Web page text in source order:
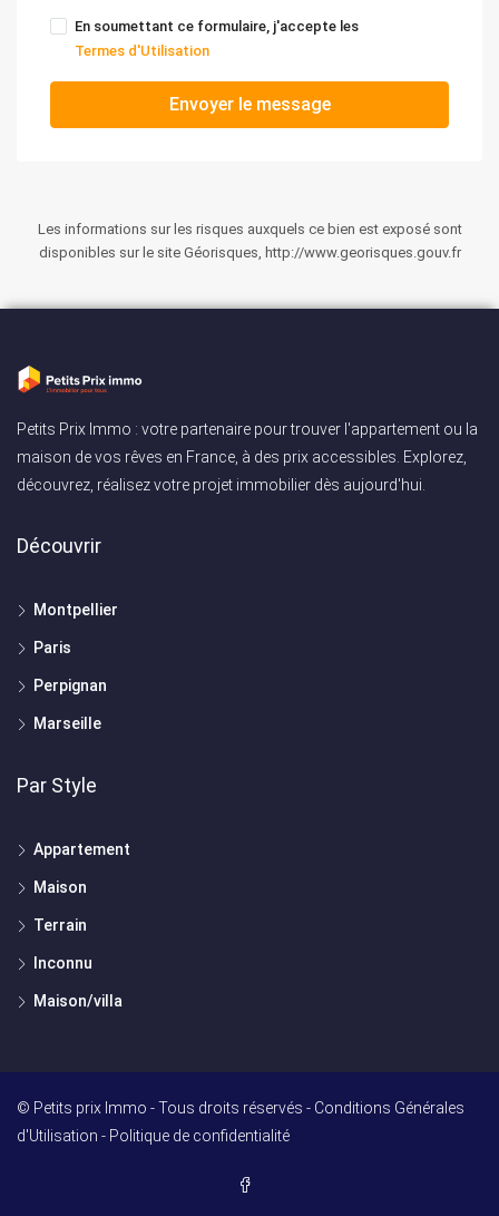
En soumettant ce formulaire, j'accepte les
Termes d'Utilisation
Envoyer le message
Les informations sur les risques auxquels ce bien est exposé sont
disponibles sur le site Géorisques, http://www.georisques.gouv.fr
Petits Prix Immo : votre partenaire pour trouver l'appartement ou la
maison de vos rêves en France, à des prix accessibles. Explorez,
découvrez, réalisez votre projet immobilier dès aujourd'hui.
Découvrir
Montpellier
Paris
Perpignan
Marseille
Par Style
Appartement
Maison
Terrain
Inconnu
Maison/villa
© Petits prix Immo - Tous droits réservés - Conditions Générales
d'Utilisation - Politique de confidentialité
DOMINIQUE BUSSEREAU